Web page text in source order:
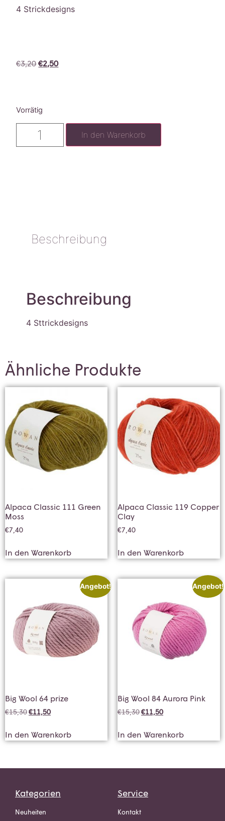
4 Strickdesigns
€3,20 €2,50
Vorrätig
In den Warenkorb
Beschreibung
Beschreibung
4 Sttrickdesigns
Ähnliche Produkte
Alpaca Classic 111 Green
Moss
€7,40
In den Warenkorb
Alpaca Classic 119 Copper
Clay
€7,40
In den Warenkorb
Angebot!
Big Wool 64 prize
€15,30€11,50
In den Warenkorb
Angebot!
Big Wool 84 Aurora Pink
€15,30€11,50
In den Warenkorb
Kategorien
Neuheiten
Service
Kontakt